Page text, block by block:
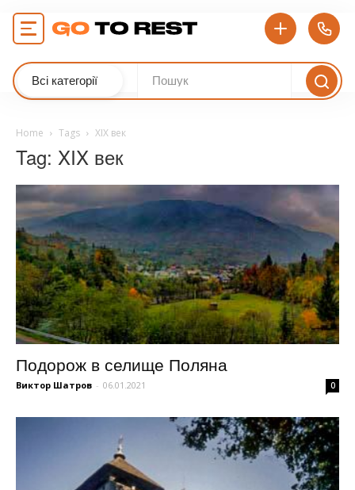
Всі категорії
Home Tags XIX век
Tag: XIX век
Подорож в селище Поляна
Виктор Шатров - 06.01.2021 0